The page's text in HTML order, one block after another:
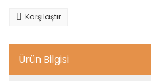
Karşılaştır
Ürün Bilgisi